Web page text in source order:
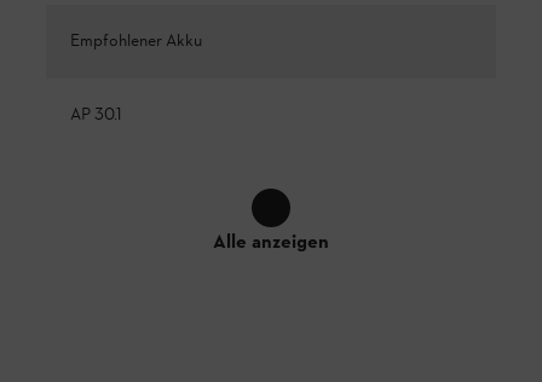
Empfohlener Akku
AP 30.1
Alle anzeigen